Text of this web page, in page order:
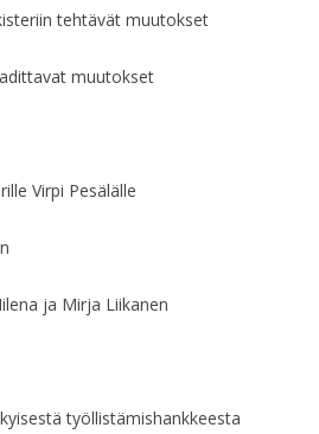
tehtävät muutokset
muutokset
Virpi Pesälälle
ja Mirja Liikanen
työllistämishankkeesta